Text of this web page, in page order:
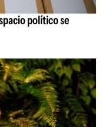
político se